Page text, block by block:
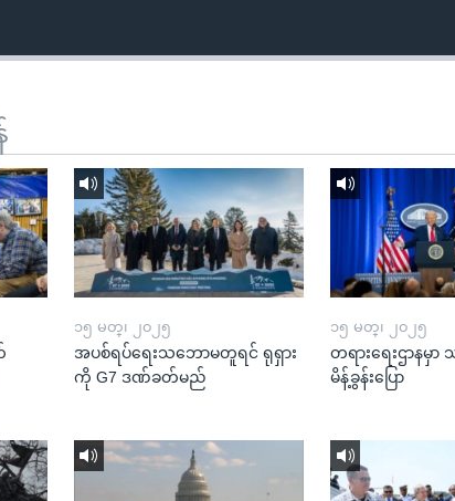
၁၅ မတ္၊ ၂၀၂၅
အပစ်ရပ်ရေးသဘောမတူရင် ရုရှား
ကို G7 ဒဏ်ခတ်မည်
၁၅ မတ္၊ ၂၀၂၅
တရားရေးဌာနမှာ
မိန့်ခွန်းပြော